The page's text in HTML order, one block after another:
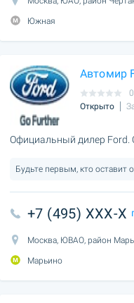
Южная
Автомир
Открыто
Официальный дилер Ford.
Будьте первым, кто оставит
+7 (495) XXX-X
Москва, ЮВАО, район
Марьино